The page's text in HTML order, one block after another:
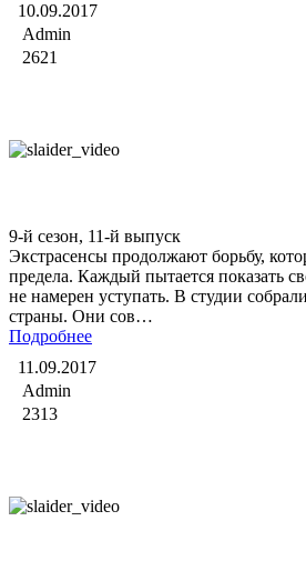
10.09.2017
Admin
2621
9-й сезон, 11-й выпуск
Экстрасенсы продолжают борьбу,
предела. Каждый пытается показать
не намерен уступать. В студии
страны. Они сов…
Подробнее
11.09.2017
Admin
2313